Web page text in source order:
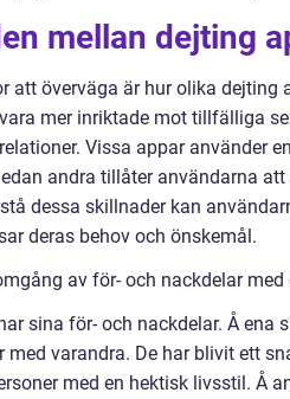
mellan dejting
att överväga är hur olika
mer inriktade mot tillfälliga
Vissa appar använder
andra tillåter användarna
dessa skillnader kan
deras behov och önskemål.
av för- och nackdelar
sina för- och nackdelar. Å
med varandra. De har blivit ett
med en hektisk livsstil. Å